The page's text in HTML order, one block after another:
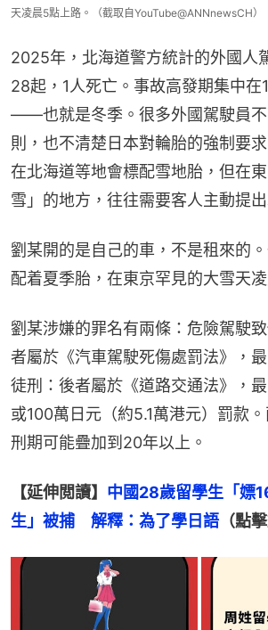
天凌晨5點上路。（截取自YouTube@ANNnewsCH）
2025年，北海道警方統計的外國人
28起，1人死亡。事故高發期集中在
——也就是冬季。很多外國駕駛員
則，也不清楚日本對輪胎的強制要
在北海道等地會標配雪地胎，但在
雪」的地方，往往需要客人主動提
劉某開的是自己的車，不是租來的
配着夏季胎，在東京罕見的大雪天
劉某涉嫌的罪名有兩條：危險駕駛
者屬於《汽車駕駛死傷處罰法》，
徒刑：後者屬於《道路交通法》，
或100萬日元（約5.1萬港元）罰款。
刑期可能疊加到20年以上。
【延伸閲讀】 中國28歲留學生「嫖
生」被捕　解釋：為了學日語 （點